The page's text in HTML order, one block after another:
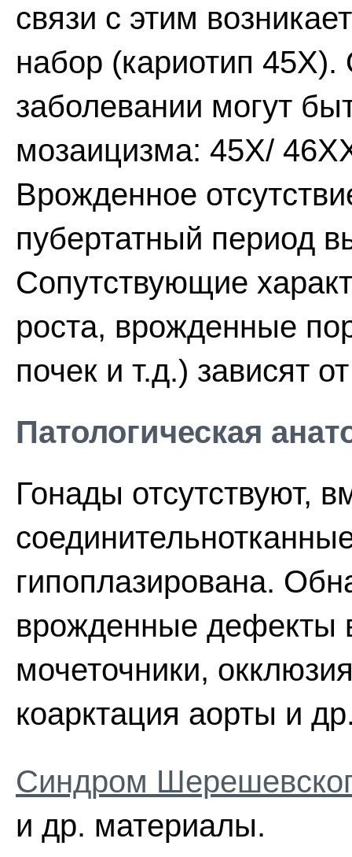
связи с этим
набор (кариотип
заболевании могут
мозаицизма: 45Х/
Врожденное
пубертатный период
Сопутствующие
роста, врожденные
почек и т.д.) зависят
Патологическая
Гонады отсутствуют,
гипоплазирована.
врожденные дефекты
мочеточники,
коарктация аорты и
Синдром
и др. материалы.